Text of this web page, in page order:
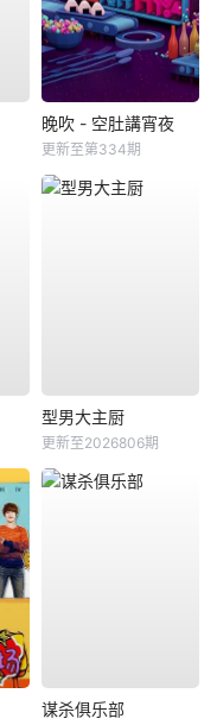
晚吹 - 空肚講宵夜
更新至第334期
型男大主厨
更新至2026806期
谋杀俱乐部